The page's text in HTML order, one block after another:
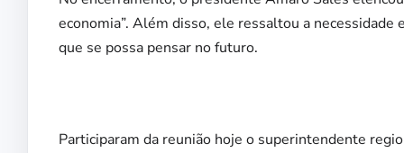
economia”. Além disso, ele ressaltou a
que se possa pensar no futuro.
Participaram da reunião hoje o superintendente